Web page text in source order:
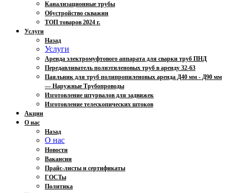
Канализационные трубы
Обустройство скважин
ТОП товаров 2024 г.
Услуги
Назад
Услуги
Аренда электромуфтового аппарата для сварки труб ПНД
Передавливатель полиэтиленовых труб в аренду 32-63
Паяльник для труб полипропиленовых аренда Д40 мм - Д90 мм
— Наружные Трубопроводы
Изготовление штурвалов для задвижек
Изготовление телескопических штоков
Акции
О нас
Назад
О нас
Новости
Вакансии
Прайс-листы и сертификаты
ГОСТы
Политика